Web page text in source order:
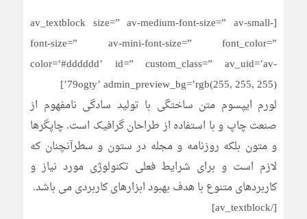
[av_textblock size=” av-medium-font-size=” av-small-
font-size=” av-mini-font-size=” font_color=”
color=’#dddddd’ id=” custom_class=” av_uid=’av-
79ogty’ admin_preview_bg=’rgb(255, 255, 255)’]
لورم ایپسوم متن ساختگی با تولید سادگی نامفهوم از
صنعت چاپ و با استفاده از طراحان گرافیک است. چاپگرها
و متون بلکه روزنامه و مجله در ستون و سطرآنچنان که
لازم است و برای شرایط فعلی تکنولوژی مورد نیاز و
کاربردهای متنوع با هدف بهبود ابزارهای کاربردی می باشد.
[/av_textblock]